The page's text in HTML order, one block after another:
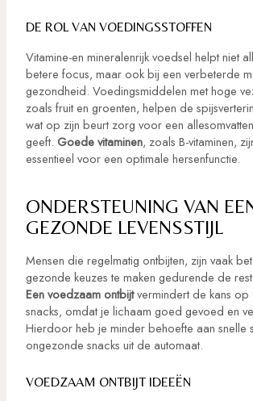
DE ROL VAN VOEDINGSSTOFFEN
Vitamine-en mineralenrijk voedsel helpt niet
betere focus, maar ook bij een verbeterde
gezondheid. Voedingsmiddelen met hoge
zoals fruit en groenten, helpen de
wat op zijn beurt zorg voor een
geeft. Goede vitaminen, zoals B-vitaminen,
essentieel voor een optimale hersenfunctie.
ONDERSTEUNING VAN
GEZONDE LEVENSSTIJL
Mensen die regelmatig ontbijten, zijn vaak
gezonde keuzes te maken gedurende de
Een voedzaam ontbijtvermindert de kans op
snacks, omdat je lichaam goed gevoed en
Hierdoor heb je minder behoefte aan snelle
ongezonde snacks uit de automaat.
VOEDZAAM ONTBIJT IDEEËN